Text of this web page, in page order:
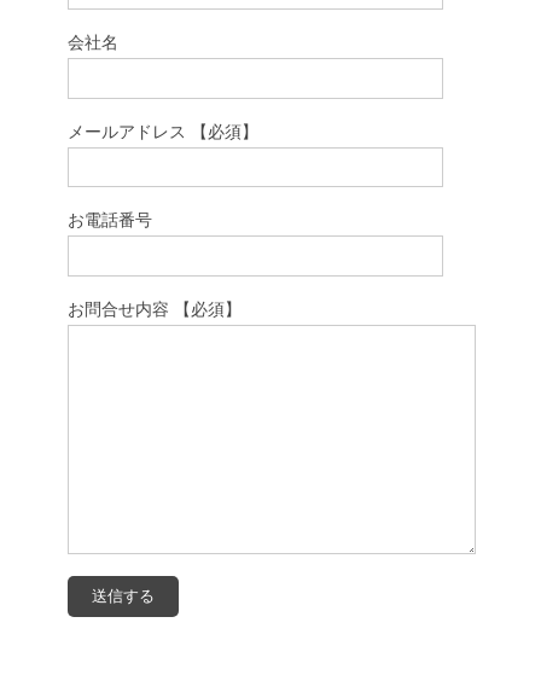
会社名
メールアドレス 【必須】
お電話番号
お問合せ内容 【必須】